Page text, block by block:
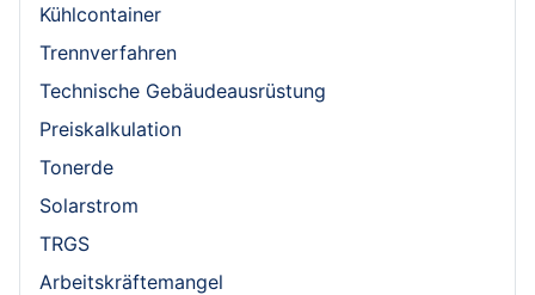
Kühlcontainer
Trennverfahren
Technische Gebäudeausrüstung
Preiskalkulation
Tonerde
Solarstrom
TRGS
Arbeitskräftemangel